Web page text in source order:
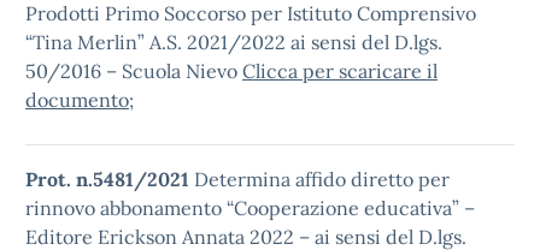
Prodotti Primo Soccorso per Istituto Comprensivo
“Tina Merlin” A.S. 2021/2022 ai sensi del D.lgs.
50/2016 – Scuola Nievo Clicca per scaricare il
documento;
Prot. n.5481/2021 Determina affido diretto per
rinnovo abbonamento “Cooperazione educativa” –
Editore Erickson Annata 2022 – ai sensi del D.lgs.